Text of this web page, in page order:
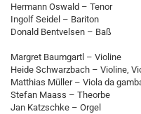
Hermann Oswald – Tenor
Ingolf Seidel – Bariton
Donald Bentvelsen – Baß
Margret Baumgartl – Violine
Heide Schwarzbach – Violine,
Matthias Müller – Viola da
Stefan Maass – Theorbe
Jan Katzschke – Orgel